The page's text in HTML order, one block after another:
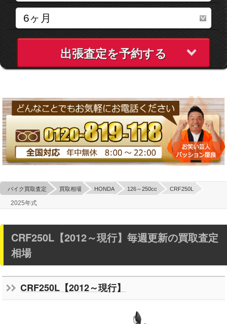
出張査定を予約する
バイク買取査定 買取相場 HONDA 126～250cc CRF250L
2025年式
CRF250L【2012～現行】毎週更新の買取査定
相場
CRF250L【2012～現行】